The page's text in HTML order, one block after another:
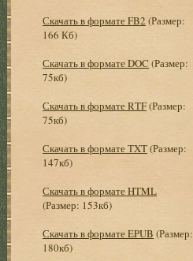
Скачать в формате FB2 (Размер:
166 Кб)
Скачать в формате DOC (Размер:
75кб)
Скачать в формате RTF(Размер:
75кб)
Скачать в формате TXT(Размер:
147кб)
Скачать в формате HTML
(Размер: 153кб)
Скачать в формате EPUB (Размер:
180кб)